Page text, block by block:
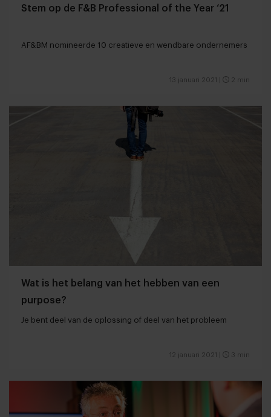
Stem op de F&B Professional of the Year ‘21
AF&BM nomineerde 10 creatieve en wendbare ondernemers
13 januari 2021 2 min
Wat is het belang van het hebben van een
purpose?
Je bent deel van de oplossing of deel van het probleem
12 januari 2021 3 min